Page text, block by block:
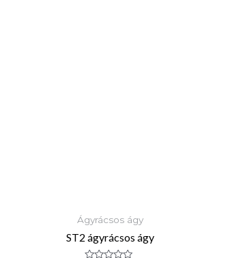
Ágyrácsos ágy
ST2 ágyrácsos ágy